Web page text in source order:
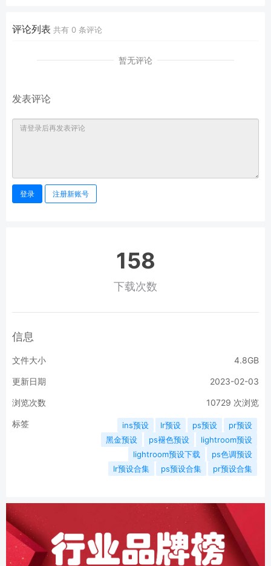
评论列表 共有 0 条评论
暂无评论
发表评论
登录 注册新账号
158
下载次数
信息
文件大小 4.8GB
更新日期 2023-02-03
浏览次数 10729 次浏览
标签 ins预设 lr预设 ps预设
pr预设
黑金预设
ps褪色预设
lightroom预设
lightroom预设下载
ps色调预设
lr预设合集
ps预设合集 pr预设合集